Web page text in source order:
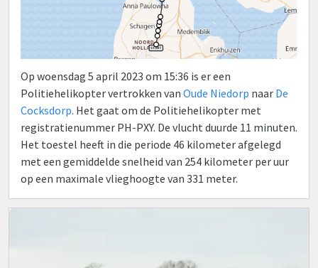
Op woensdag 5 april 2023 om 15:36 is er een
Politiehelikopter vertrokken van Oude Niedorp naar De
Cocksdorp. Het gaat om de Politiehelikopter met
registratienummer PH-PXY. De vlucht duurde 11 minuten.
Het toestel heeft in die periode 46 kilometer afgelegd
met een gemiddelde snelheid van 254 kilometer per uur
op een maximale vlieghoogte van 331 meter.